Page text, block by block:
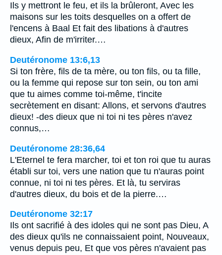
Ils y mettront le feu, et ils la brûleront, Avec les
maisons sur les toits desquelles on a offert de
l'encens à Baal Et fait des libations à d'autres
dieux, Afin de m'irriter.…
Deutéronome 13:6,13
Si ton frère, fils de ta mère, ou ton fils, ou ta fille,
ou la femme qui repose sur ton sein, ou ton ami
que tu aimes comme toi-même, t'incite
secrètement en disant: Allons, et servons d'autres
dieux! -des dieux que ni toi ni tes pères n'avez
connus,…
Deutéronome 28:36,64
L'Eternel te fera marcher, toi et ton roi que tu auras
établi sur toi, vers une nation que tu n'auras point
connue, ni toi ni tes pères. Et là, tu serviras
d'autres dieux, du bois et de la pierre.…
Deutéronome 32:17
Ils ont sacrifié à des idoles qui ne sont pas Dieu, A
des dieux qu'ils ne connaissaient point, Nouveaux,
venus depuis peu, Et que vos pères n'avaient pas